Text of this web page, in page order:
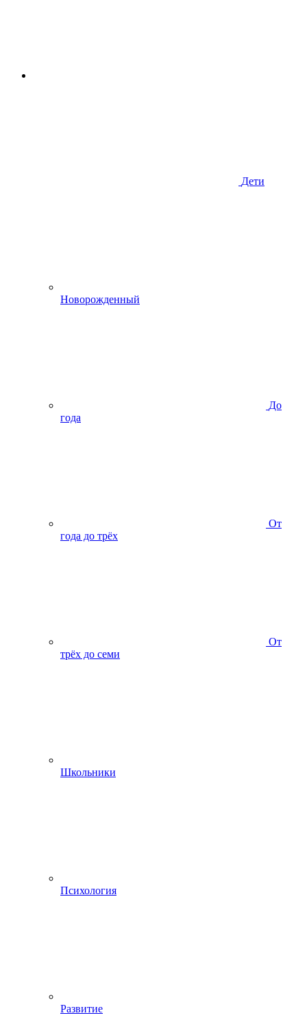
Дети
Новорожденный
До
года
От
года до трёх
От
трёх до семи
Школьники
Психология
Развитие